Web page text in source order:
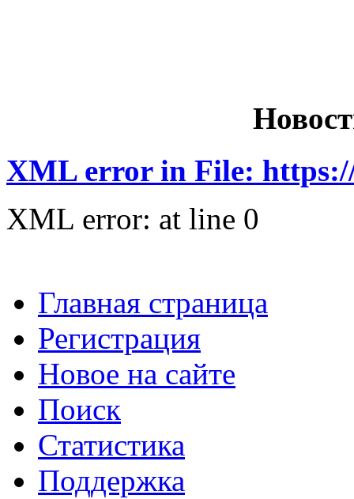
XML error in File: https://
XML error: at line 0
Главная страница
Регистрация
Новое на сайте
Поиск
Статистика
Поддержка